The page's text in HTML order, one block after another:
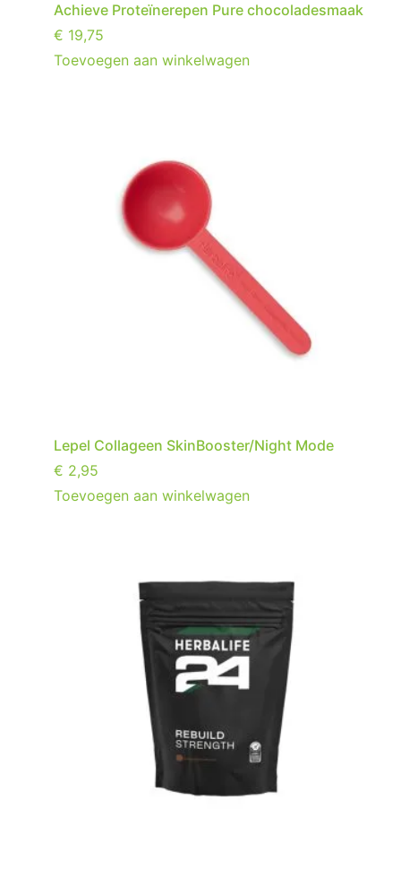
Achieve Proteïnerepen Pure chocoladesmaak
€ 19,75
Toevoegen aan winkelwagen
Lepel Collageen SkinBooster/Night Mode
€ 2,95
Toevoegen aan winkelwagen